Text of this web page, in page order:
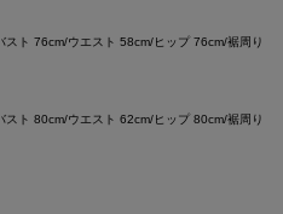
ト 76cm/ウエスト 58cm/ヒップ 76cm/裾周り
ト 80cm/ウエスト 62cm/ヒップ 80cm/裾周り